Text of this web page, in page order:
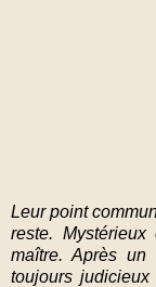
Leur point
reste.
maître. Après
toujours